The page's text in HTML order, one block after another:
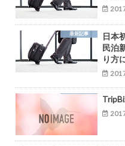
最新記事
日本
民泊
り方